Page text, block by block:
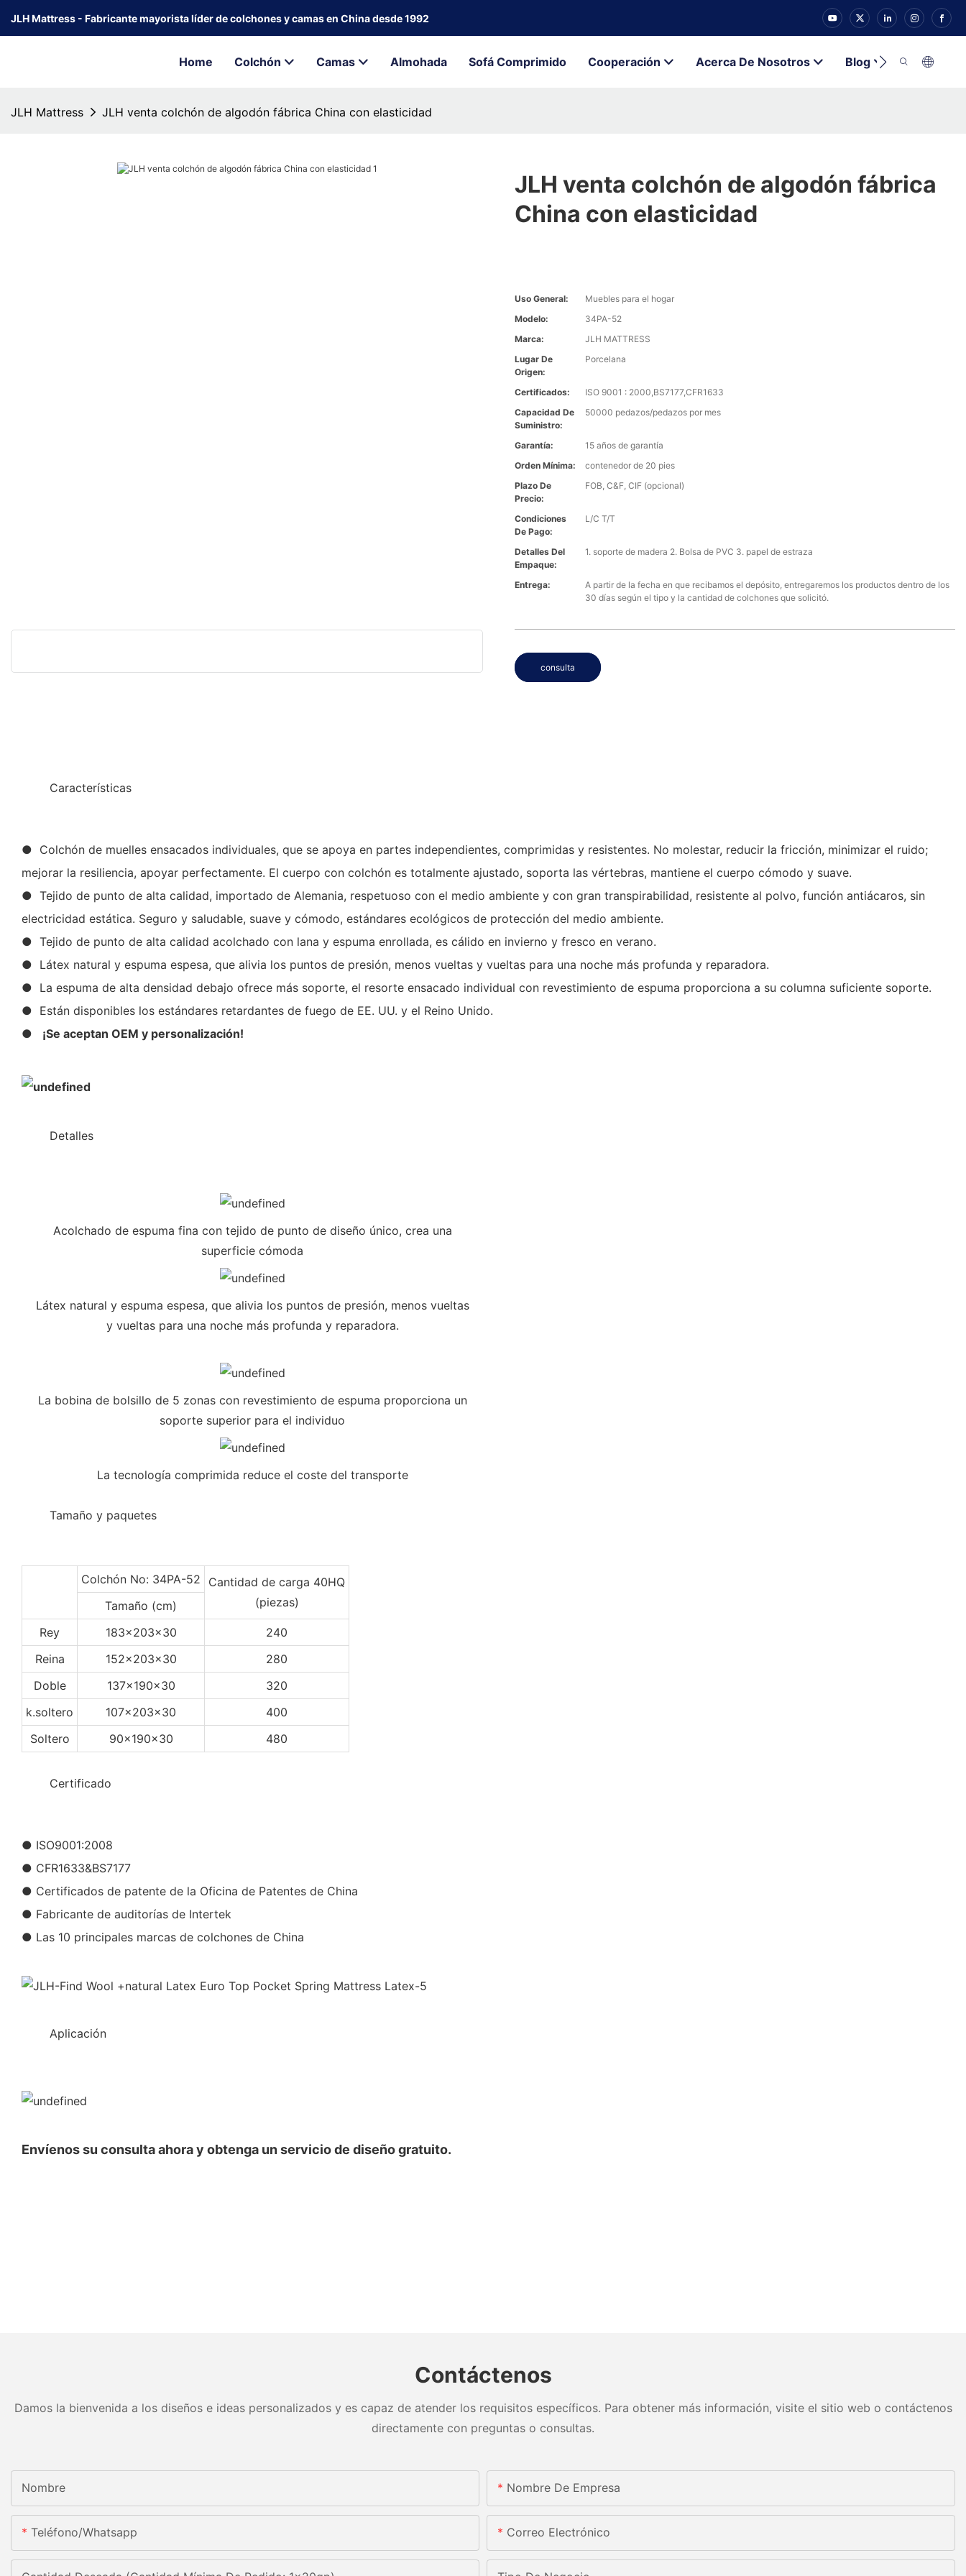
JLH Mattress - Fabricante mayorista líder de colchones y camas en China desde 1992
Home Colchón Camas Almohada Sofá Comprimido Cooperación Acerca De Nosotros Blog Contacto
JLH Mattress JLH venta colchón de algodón fábrica China con elasticidad
JLH venta colchón de algodón fábrica
China con elasticidad
Uso General:
Muebles para el hogar
Modelo:
34PA-52
Marca:
JLH MATTRESS
Lugar De
Origen:
Porcelana
Certificados:
ISO 9001 : 2000,BS7177,CFR1633
Capacidad De
Suministro:
50000 pedazos/pedazos por mes
Garantía:
15 años de garantía
Orden Mínima:
contenedor de 20 pies
Plazo De
Precio:
FOB, C&F, CIF (opcional)
Condiciones
De Pago:
L/C T/T
Detalles Del
Empaque:
1. soporte de madera 2. Bolsa de PVC 3. papel de estraza
Entrega:
A partir de la fecha en que recibamos el depósito, entregaremos los productos dentro de los
30 días según el tipo y la cantidad de colchones que solicitó.
consulta
Características
● Colchón de muelles ensacados individuales, que se apoya en partes independientes, comprimidas y resistentes. No molestar, reducir la fricción, minimizar el ruido;
mejorar la resiliencia, apoyar perfectamente. El cuerpo con colchón es totalmente ajustado, soporta las vértebras, mantiene el cuerpo cómodo y suave.
● Tejido de punto de alta calidad, importado de Alemania, respetuoso con el medio ambiente y con gran transpirabilidad, resistente al polvo, función antiácaros, sin
electricidad estática. Seguro y saludable, suave y cómodo, estándares ecológicos de protección del medio ambiente.
● Tejido de punto de alta calidad acolchado con lana y espuma enrollada, es cálido en invierno y fresco en verano.
● Látex natural y espuma espesa, que alivia los puntos de presión, menos vueltas y vueltas para una noche más profunda y reparadora.
● La espuma de alta densidad debajo ofrece más soporte, el resorte ensacado individual con revestimiento de espuma proporciona a su columna suficiente soporte.
● Están disponibles los estándares retardantes de fuego de EE. UU. y el Reino Unido.
●
¡Se aceptan OEM y personalización!
Detalles
Acolchado de espuma fina con tejido de punto de diseño único, crea una
superficie cómoda
Látex natural y espuma espesa, que alivia los puntos de presión, menos vueltas
y vueltas para una noche más profunda y reparadora.
La bobina de bolsillo de 5 zonas con revestimiento de espuma proporciona un
soporte superior para el individuo
La tecnología comprimida reduce el coste del transporte
Tamaño y paquetes
Colchón No: 34PA-52
Cantidad de carga 40HQ
(piezas)
Tamaño (cm)
Rey
183x203x30
240
Reina
152x203x30
280
Doble
137x190x30
320
k.soltero
107x203x30
400
Soltero
90x190x30 480
Certificado
● ISO9001:2008
● CFR1633&BS7177
● Certificados de patente de la Oficina de Patentes de China
● Fabricante de auditorías de Intertek
● Las 10 principales marcas de colchones de China
Aplicación
Envíenos su consulta ahora y obtenga un servicio de diseño gratuito.
Contáctenos
Damos la bienvenida a los diseños e ideas personalizados y es capaz de atender los requisitos específicos. Para obtener más información, visite el sitio web o contáctenos
directamente con preguntas o consultas.
Nombre Nombre De Empresa
Teléfono/whatsapp Correo Electrónico